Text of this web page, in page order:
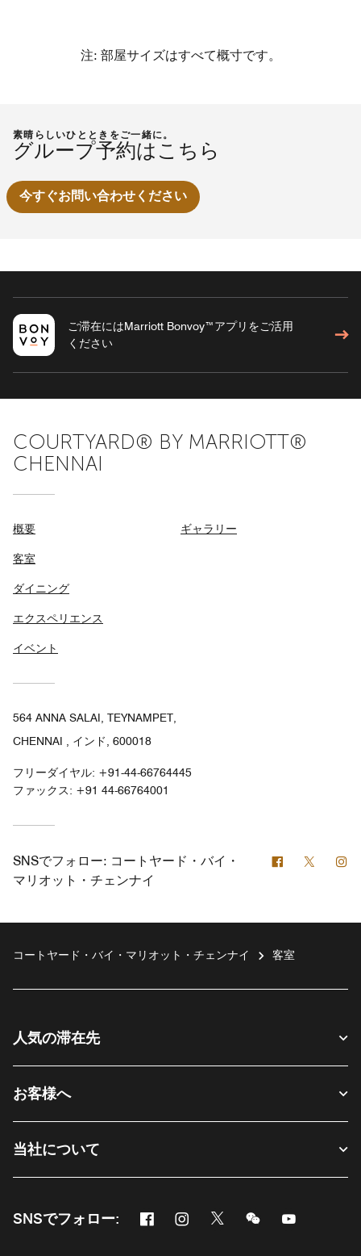
注: 部屋サイズはすべて概寸です。
素晴らしいひとときをご一緒に。
グループ予約はこちら
今すぐお問い合わせください
ご滞在にはMarriott Bonvoy™アプリをご活用
ください
COURTYARD® BY MARRIOTT®
CHENNAI
概要
客室
ダイニング
エクスペリエンス
イベント
ギャラリー
564 ANNA SALAI, TEYNAMPET,
CHENNAI , インド, 600018
フリーダイヤル: +91-44-66764445
ファックス: +91 44-66764001
SNSでフォロー: コートヤード・バイ・
マリオット・チェンナイ
Facebook
Twitter
コートヤード・バイ・マリオット・チェンナイ 客室
人気の滞在先
お客様へ
当社について
SNSでフォロー: Facebook
新しいウィンドウで開く
Instagram
新しいウィンドウで開く
Twitter
新しいウィンドウで開く
Messenger
新しいウィンドウ
新しいウィ